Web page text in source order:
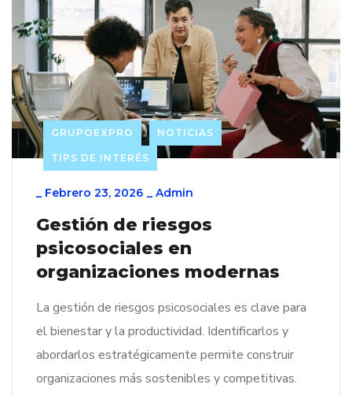
GRUPOEXPRO NOTICIAS
TIPS DE INTERÉS
_ Febrero 23, 2026 _ Admin
Gestión de riesgos
psicosociales en
organizaciones modernas
La gestión de riesgos psicosociales es clave para
el bienestar y la productividad. Identificarlos y
abordarlos estratégicamente permite construir
organizaciones más sostenibles y competitivas.